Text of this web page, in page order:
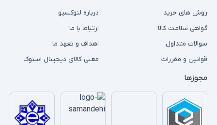
روش های خرید
گواهی سلامت کالا
سوالات متداول
قوانین و مقررات
درباره لنوکسیو
ارتباط با ما
اهداف و تعهد ما
معنی کالای دیجیتال استوک
مجوزها